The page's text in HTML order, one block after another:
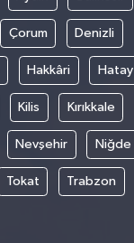
Çorum Denizli
Hakkâri Hatay
Kilis Kırıkkale
Nevşehir Niğde
Tokat Trabzon